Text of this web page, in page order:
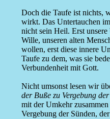
Doch die Taufe ist nichts,
wirkt. Das Untertauchen
nicht sein Heil. Erst
Wille, unseren alten
wollen, erst diese innere
Taufe zu dem, was sie
Verbundenheit mit Gott.
Nicht umsonst lesen wir
der Buße zu Vergebung
mit der Umkehr
Vergebung der Sünden,